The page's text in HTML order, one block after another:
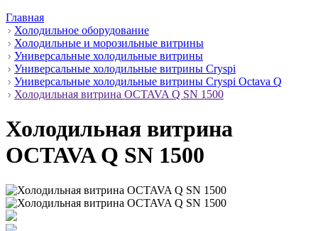
Главная
Холодильное оборудование
Холодильные и морозильные витрины
Универсальные холодильные витрины
Универсальные холодильные витрины Cryspi
Универсальные холодильные витрины Cryspi Octava Q
Холодильная витрина OCTAVA Q SN 1500
Холодильная витрина
OCTAVA Q SN 1500